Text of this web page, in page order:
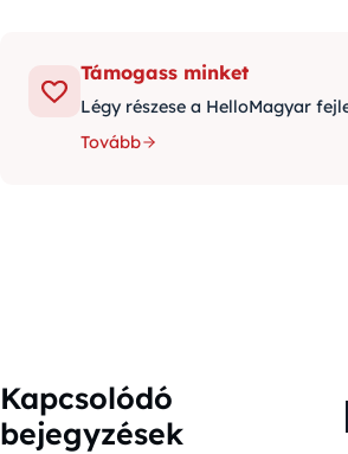
Támogass minket
Légy részese a HelloMagyar
Tovább
Kapcsolódó
bejegyzések